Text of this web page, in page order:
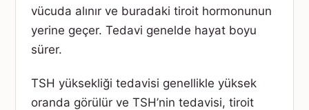
vücuda alınır ve buradaki tiroit hormonunun
yerine geçer. Tedavi genelde hayat boyu
sürer.
TSH yüksekliği tedavisi genellikle yüksek
oranda görülür ve TSH’nin tedavisi, tiroit